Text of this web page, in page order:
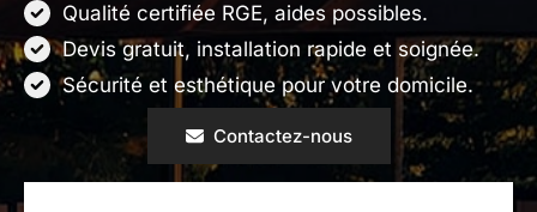
Qualité certifiée RGE, aides possibles.
Devis gratuit, installation rapide et soignée.
Sécurité et esthétique pour votre domicile.
Contactez-nous